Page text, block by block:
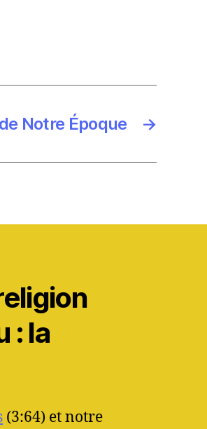
→
Notre Époque
: la
(3:64) et notre